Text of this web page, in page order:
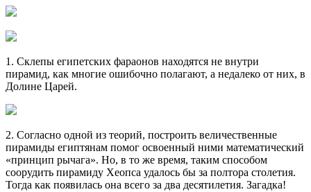
1. Склепы египетских фараонов находятся не внутри
пирамид, как многие ошибочно полагают, а недалеко от них, в
Долине Царей.
2. Согласно одной из теорий, построить величественные
пирамиды египтянам помог освоенный ними математический
«принцип рычага». Но, в то же время, таким способом
соорудить пирамиду Хеопса удалось бы за полтора столетия.
Тогда как появилась она всего за два десятилетия. Загадка!